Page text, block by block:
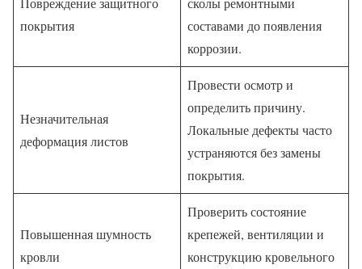
покрытия
составами до появления
коррозии.
Незначительная
деформация листов
Провести осмотр и
определить причину.
Локальные дефекты часто
устраняются без замены
покрытия.
Повышенная шумность
кровли
Проверить состояние
крепежей, вентиляции и
конструкцию кровельного